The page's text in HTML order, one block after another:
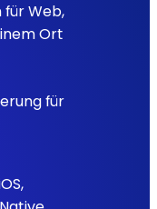
für Web,
Ort
für